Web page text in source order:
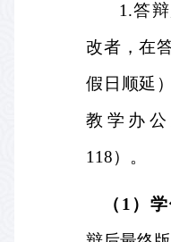
1.答
改者，在
假日顺延
教学办
118）。
（ 1 ）